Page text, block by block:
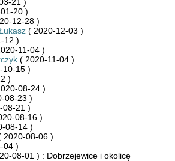
20 )
12-28 )
( 2020-12-03 )
12 )
11-04 )
( 2020-11-04 )
10-15 )
)
08-24 )
08-23 )
08-21 )
08-16 )
08-14 )
2020-08-06 )
04 )
08-01 ) : Dobrzejewice i okolicę